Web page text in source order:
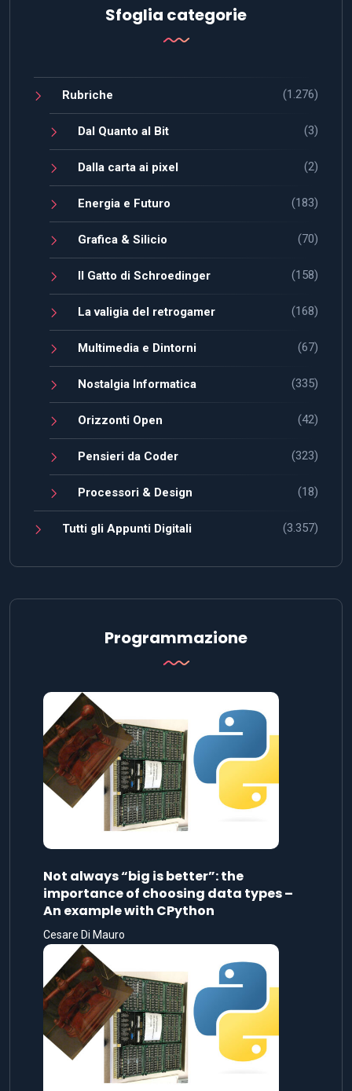
Sfoglia categorie
Rubriche (1.276)
Dal Quanto al Bit (3)
Dalla carta ai pixel (2)
Energia e Futuro (183)
Grafica & Silicio (70)
Il Gatto di Schroedinger (158)
La valigia del retrogamer (168)
Multimedia e Dintorni (67)
Nostalgia Informatica (335)
Orizzonti Open (42)
Pensieri da Coder (323)
Processori & Design (18)
Tutti gli Appunti Digitali (3.357)
Programmazione
Not always “big is better”: the
importance of choosing data types –
An example with CPython
Cesare Di Mauro